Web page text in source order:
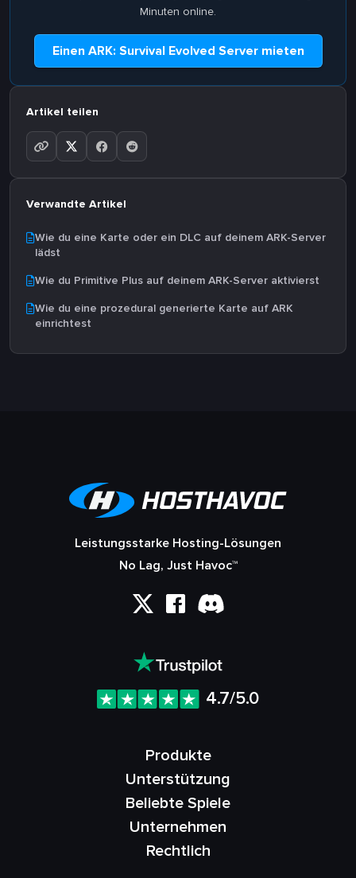
Minuten online.
Einen ARK: Survival Evolved Server mieten
Artikel teilen
Verwandte Artikel
Wie du eine Karte oder ein DLC auf deinem ARK-Server
lädst
Wie du Primitive Plus auf deinem ARK-Server aktivierst
Wie du eine prozedural generierte Karte auf ARK
einrichtest
Leistungsstarke Hosting-Lösungen
No Lag, Just Havoc™
4.7/5.0
Produkte
Unterstützung
Beliebte Spiele
Unternehmen
Rechtlich